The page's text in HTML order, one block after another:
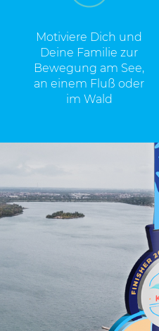
Motiviere Dich und
Deine Familie zur
Bewegung am See,
an einem Fluß oder
im Wald